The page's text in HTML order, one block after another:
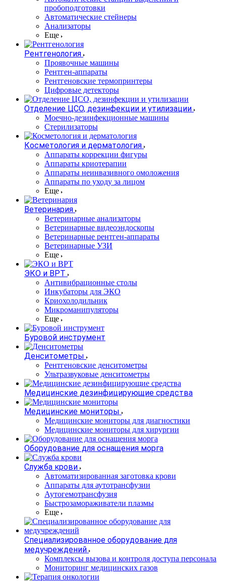
пробоподготовки
Автоматические стейнеры
Анализаторы
Еще
Рентгенология
Проявочные машины
Рентген-аппараты
Рентгеновские термопринтеры
Цифровые детекторы
Отделение ЦСО, дезинфекции и утилизации
Моечно-дезинфекционные машины
Стерилизаторы
Косметология и дерматология
Аппараты коррекции фигуры
Аппараты криотерапии
Аппараты неинвазивного омоложения
Аппараты по уходу за лицом
Еще
Ветеринария
Ветеринарные анализаторы
Ветеринарные видеоэндоскопы
Ветеринарные рентген-аппараты
Ветеринарные УЗИ
Еще
ЭКО и ВРТ
Антивибрационные столы
Инкубаторы для ЭКО
Криохолодильник
Микроманипуляторы
Еще
Буровой инструмент
Денситометры
Рентгеновские денситометры
Ультразвуковые денситометры
Медицинские дезинфицирующие средства
Медицинские мониторы
Медицинские мониторы для диагностики
Медицинские мониторы для хирургии
Оборудование для оснащения морга
Служба крови
Автоматизированная заготовка крови
Аппараты для аутотрансфузии
Аутогемотрансфузия
Быстрозамораживатели плазмы
Еще
Специализированное оборудование для
медучреждений
Комплексы вызова и контроля доступа персонала
Мониторинг медицинских газов